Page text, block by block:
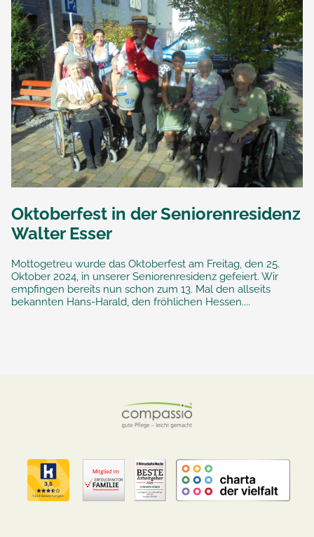
Oktoberfest in der Seniorenresidenz
Walter Esser
Mottogetreu wurde das Oktoberfest am Freitag, den 25.
Oktober 2024, in unserer Seniorenresidenz gefeiert. Wir
empfingen bereits nun schon zum 13. Mal den allseits
bekannten Hans-Harald, den fröhlichen Hessen....